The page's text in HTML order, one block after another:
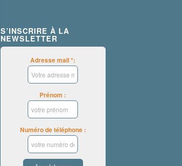
S’INSCRIRE À LA
NEWSLETTER
Adresse mail *:
Prénom :
Numéro de téléphone :